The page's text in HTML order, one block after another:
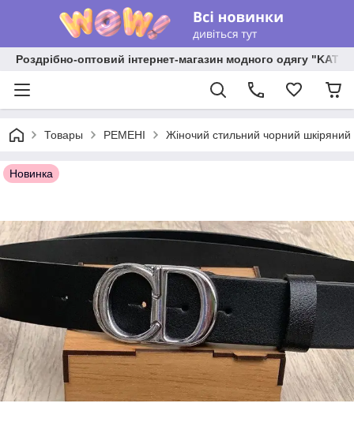
Роздрібно-оптовий інтернет-магазин модного одягу
Товары РЕМЕНІ Жіночий стильний чорний шкіряний
Новинка